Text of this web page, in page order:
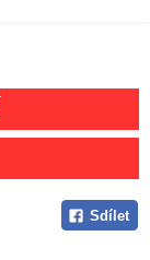
Sdílet